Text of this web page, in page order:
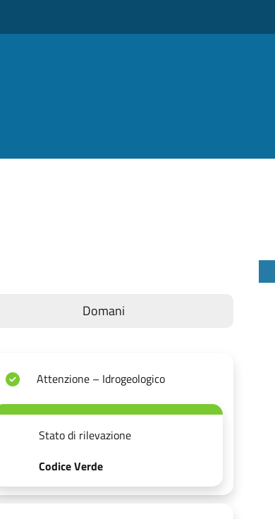
Domani
Attenzione – Idrogeologico
Stato di rilevazione
Codice Verde